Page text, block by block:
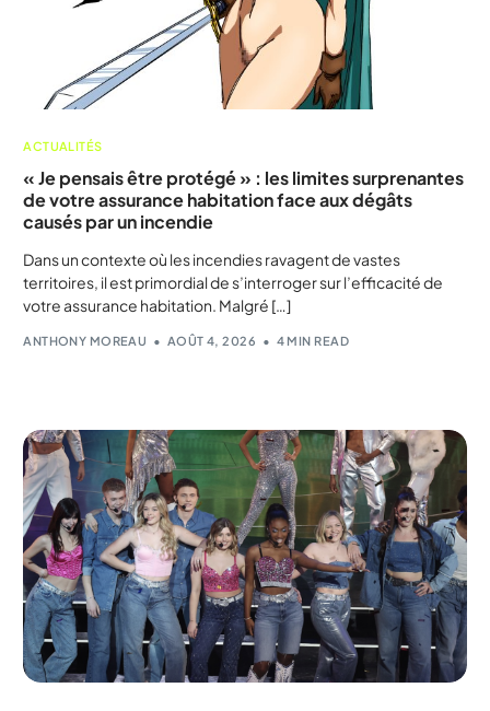
ACTUALITÉS
« Je pensais être protégé » : les limites surprenantes
de votre assurance habitation face aux dégâts
causés par un incendie
Dans un contexte où les incendies ravagent de vastes
territoires, il est primordial de s’interroger sur l’efficacité de
votre assurance habitation. Malgré […]
ANTHONY MOREAU AOÛT 4, 2026 4 MIN READ